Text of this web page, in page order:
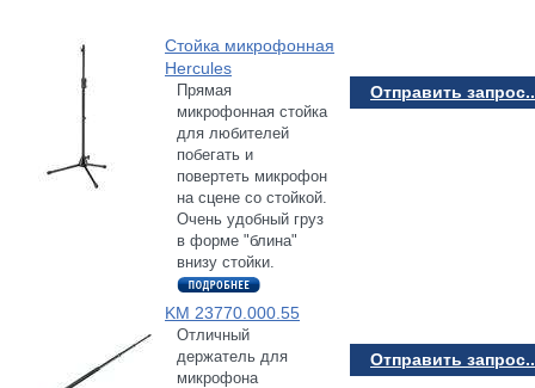
Стойка микрофонная
Hercules
Прямая
микрофонная стойка
для любителей
побегать и
повертеть микрофон
на сцене со стойкой.
Очень удобный груз
в форме "блина"
внизу стойки.
Отправить
KM 23770.000.55
Отличный
держатель для
микрофона
Отправить